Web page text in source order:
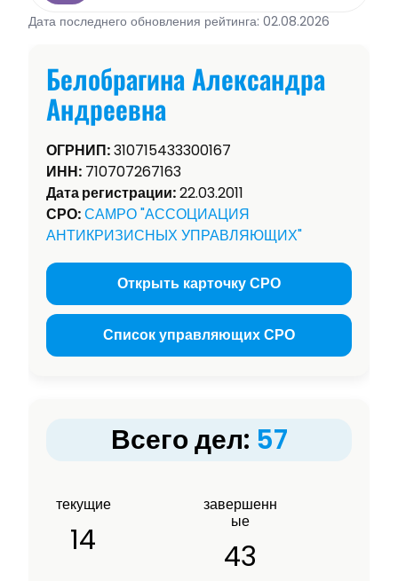
Дата последнего обновления рейтинга: 02.08.2026
Белобрагина Александра
Андреевна
ОГРНИП:310715433300167
ИНН: 710707267163
Дата регистрации:22.03.2011
СРО:САМРО "АССОЦИАЦИЯ
АНТИКРИЗИСНЫХ УПРАВЛЯЮЩИХ"
Открыть карточку СРО
Список управляющих СРО
Всего дел: 57
текущие
14
завершенн
ые
43